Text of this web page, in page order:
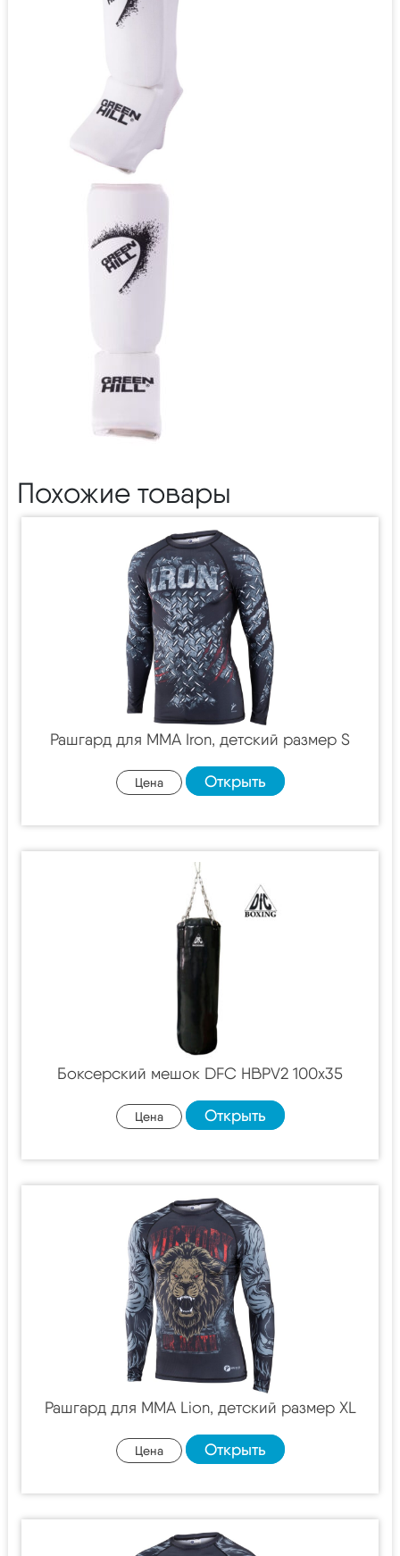
Похожие товары
Рашгард для MMA Iron, детский размер S
Цена Открыть
Боксерский мешок DFC HBPV2 100х35
Цена Открыть
Рашгард для MMA Lion, детский размер XL
Цена Открыть